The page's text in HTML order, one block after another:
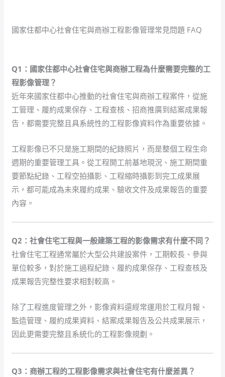
國家住都中心社會住宅與商辦工程影像管理常見問題 FAQ
Q1：國家住都中心社會住宅與商辦工程為什麼需要完整的工
程影像管理？
近年來國家住都中心推動的社會住宅與商辦工程案件，從施
工管理、履約成果保存、工程查核、招商推廣到結案成果報
告，都需要完整且具系統性的工程影像資料作為重要依據。
工程影像已不只是施工期間的紀錄照片，而是整個工程生命
週期的重要管理工具。從工程開工前基地現況、施工期間重
要節點紀錄、工程空拍攝影、工程縮時攝影到完工成果展
示，都可能成為未來履約成果、驗收文件及成果報告的重要
內容。
Q2：社會住宅工程與一般建築工程的影像需求有什麼不同？
社會住宅工程通常屬於大型公共建設案件，工期較長、參與
單位較多，對於施工過程紀錄、履約成果保存、工程查核及
成果報告完整性要求相對較高。
除了工程進度管理之外，影像資料還經常運用於工程月報、
監造管理、履約成果資料、結案成果報告及公共成果展示，
因此更需要完整且系統化的工程影像規劃。
Q3：商辦工程的工程影像需求與社會住宅有什麼差異？